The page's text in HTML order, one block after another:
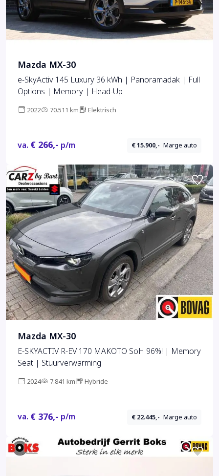
Mazda MX-30
e-SkyActiv 145 Luxury 36 kWh | Panoramadak | Full
Options | Memory | Head-Up
2022 70.511 km Elektrisch
va. € 266,- p/m € 15.900,- Marge auto
Mazda MX-30
E-SKYACTIV R-EV 170 MAKOTO SoH 96%! | Memory
Seat | Stuurverwarming
2024 7.841 km Hybride
va. € 376,- p/m € 22.445,- Marge auto